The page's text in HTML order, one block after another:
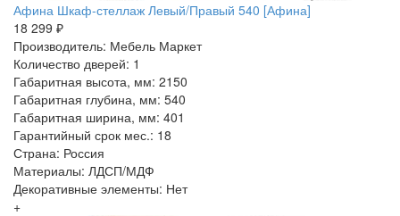
Афина Шкаф-стеллаж Левый/Правый 540 [Афина]
18 299 ₽
Производитель: Мебель Маркет
Количество дверей: 1
Габаритная высота, мм: 2150
Габаритная глубина, мм: 540
Габаритная ширина, мм: 401
Гарантийный срок мес.: 18
Страна: Россия
Материалы: ЛДСП/МДФ
Декоративные элементы: Нет
+